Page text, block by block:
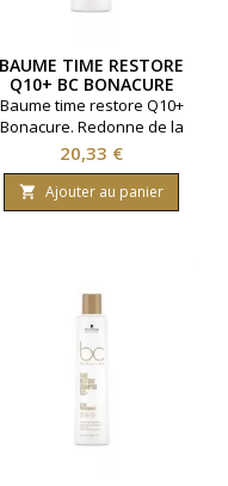
BAUME TIME RESTORE
Q10+ BC BONACURE
200ML
Baume time restore Q10+
Bonacure. Redonne de la
jeunesse aux cheveux.
et protège. Marque
Schwarzkopf. Contenance
200 millilitres.
Prix
20,33 €
 Ajouter au panier